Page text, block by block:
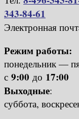
343-84-61
Электронная
Режим работы:
понедельник —
с 9:00 до 17:00
Выходные:
суббота,